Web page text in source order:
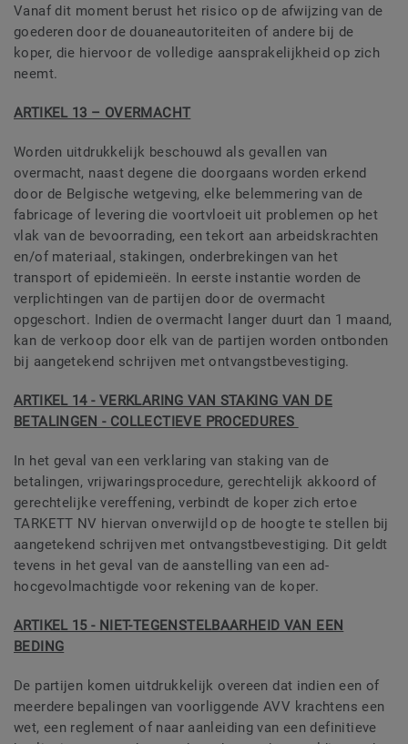
Vanaf dit moment berust het risico op de afwijzing van de
goederen door de douaneautoriteiten of andere bij de
koper, die hiervoor de volledige aansprakelijkheid op zich
neemt.
ARTIKEL 13 – OVERMACHT
Worden uitdrukkelijk beschouwd als gevallen van
overmacht, naast degene die doorgaans worden erkend
door de Belgische wetgeving, elke belemmering van de
fabricage of levering die voortvloeit uit problemen op het
vlak van de bevoorrading, een tekort aan arbeidskrachten
en/of materiaal, stakingen, onderbrekingen van het
transport of epidemieën. In eerste instantie worden de
verplichtingen van de partijen door de overmacht
opgeschort. Indien de overmacht langer duurt dan 1 maand,
kan de verkoop door elk van de partijen worden ontbonden
bij aangetekend schrijven met ontvangstbevestiging.
ARTIKEL 14 - VERKLARING VAN STAKING VAN DE
BETALINGEN - COLLECTIEVE PROCEDURES
In het geval van een verklaring van staking van de
betalingen, vrijwaringsprocedure, gerechtelijk akkoord of
gerechtelijke vereffening, verbindt de koper zich ertoe
TARKETT NV hiervan onverwijld op de hoogte te stellen bij
aangetekend schrijven met ontvangstbevestiging. Dit geldt
tevens in het geval van de aanstelling van een ad-
hocgevolmachtigde voor rekening van de koper.
ARTIKEL 15 - NIET-TEGENSTELBAARHEID VAN EEN
BEDING
De partijen komen uitdrukkelijk overeen dat indien een of
meerdere bepalingen van voorliggende AVV krachtens een
wet, een reglement of naar aanleiding van een definitieve